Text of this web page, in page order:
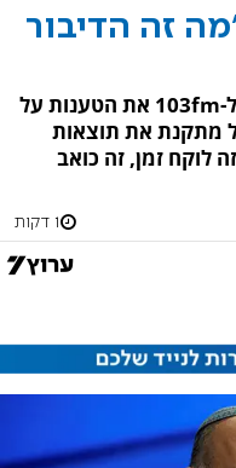
זה הדיבור
תא"ל במיל' אפי איתם דחה בריאיון ל-103fm את הטענות על
מתקנת את תוצאות
לוקח זמן, זה כואב
1 דקות